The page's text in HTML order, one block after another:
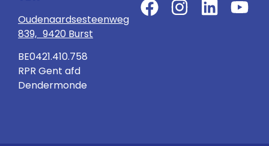
Oudenaardsesteenweg
839, 9420 Burst
BE0421.410.758
RPR Gent afd
Dendermonde